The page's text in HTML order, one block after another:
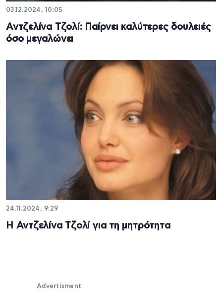
03.12.2024, 10:05
Αντζελίνα Τζολί: Παίρνει καλύτερες δουλειές
όσο μεγαλώνει
24.11.2024, 9:29
Η Αντζελίνα Τζολί για τη μητρότητα
Advertisment